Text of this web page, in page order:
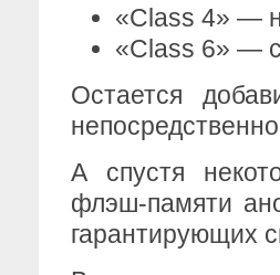
«Class 4» —
«Class 6» —
Остается
А спустя
флэш-памяти
гарантирующих